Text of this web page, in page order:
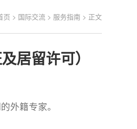
页 > 国际交流 > 服务指南 > 正文
居留许可）
外籍专家。